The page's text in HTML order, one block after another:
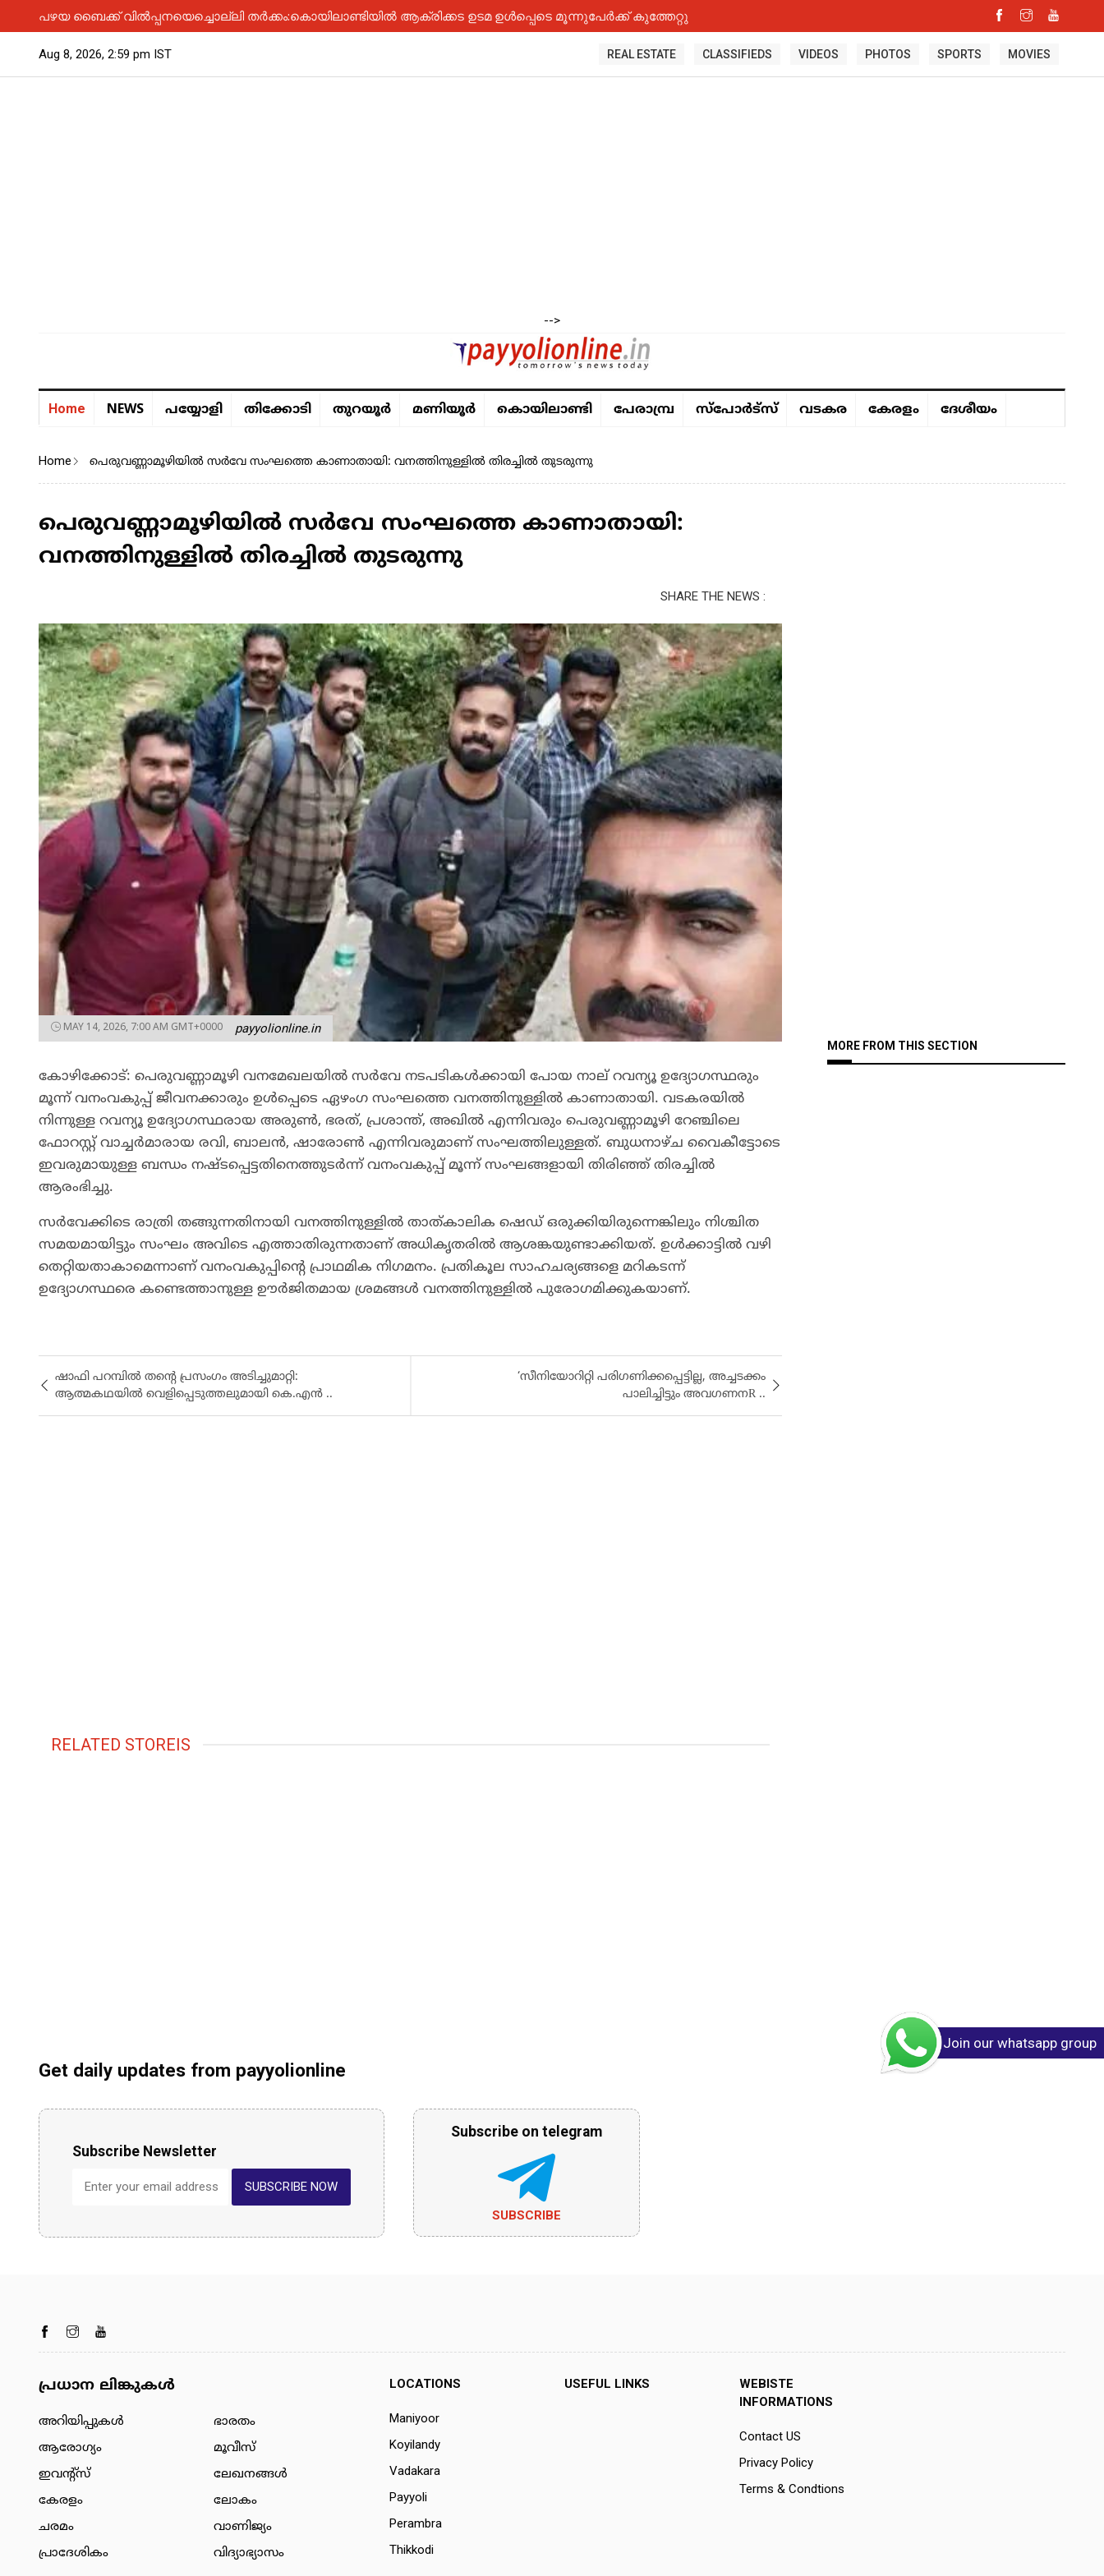
പഴയ ബൈക്ക് വിൽപ്പനയെച്ചൊല്ലി തർക്കം:കൊയിലാണ്ടിയിൽ ആക്രിക്കട ഉടമ ഉൾപ്പെടെ മൂന്നുപേർക്ക് കുത്തേറ്റു
Aug 8, 2026, 2:59 pm IST REAL ESTATE CLASSIFIEDS VIDEOS PHOTOS SPORTS MOVIES
-->
Home NEWS പയ്യോളി തിക്കോടി തുറയൂര്‍ മണിയൂര്‍ കൊയിലാണ്ടി പേരാമ്പ്ര സ്പോർട്സ് വടകര കേരളം ദേശീയം
Home പെരുവണ്ണാമൂഴിയിൽ സർവേ സംഘത്തെ കാണാതായി: വനത്തിനുള്ളിൽ തിരച്ചിൽ തുടരുന്നു
പെരുവണ്ണാമൂഴിയിൽ സർവേ സംഘത്തെ കാണാതായി:
വനത്തിനുള്ളിൽ തിരച്ചിൽ തുടരുന്നു
SHARE THE NEWS :
MAY 14, 2026, 7:00 AM GMT+0000 payyolionline.in
കോഴിക്കോട്: പെരുവണ്ണാമൂഴി വനമേഖലയിൽ സർവേ നടപടികൾക്കായി പോയ നാല് റവന്യൂ ഉദ്യോഗസ്ഥരും
മൂന്ന് വനംവകുപ്പ് ജീവനക്കാരും ഉൾപ്പെടെ ഏഴംഗ സംഘത്തെ വനത്തിനുള്ളിൽ കാണാതായി. വടകരയിൽ
നിന്നുള്ള റവന്യൂ ഉദ്യോഗസ്ഥരായ അരുൺ, ഭരത്, പ്രശാന്ത്, അഖിൽ എന്നിവരും പെരുവണ്ണാമൂഴി റേഞ്ചിലെ
ഫോറസ്റ്റ് വാച്ചർമാരായ രവി, ബാലൻ, ഷാരോൺ എന്നിവരുമാണ് സംഘത്തിലുള്ളത്. ബുധനാഴ്ച വൈകീട്ടോടെ
ഇവരുമായുള്ള ബന്ധം നഷ്ടപ്പെട്ടതിനെത്തുടർന്ന് വനംവകുപ്പ് മൂന്ന് സംഘങ്ങളായി തിരിഞ്ഞ് തിരച്ചിൽ
ആരംഭിച്ചു.
​സർവേക്കിടെ രാത്രി തങ്ങുന്നതിനായി വനത്തിനുള്ളിൽ താത്കാലിക ഷെഡ് ഒരുക്കിയിരുന്നെങ്കിലും നിശ്ചിത
സമയമായിട്ടും സംഘം അവിടെ എത്താതിരുന്നതാണ് അധികൃതരിൽ ആശങ്കയുണ്ടാക്കിയത്. ഉൾക്കാട്ടിൽ വഴി
തെറ്റിയതാകാമെന്നാണ് വനംവകുപ്പിന്റെ പ്രാഥമിക നിഗമനം. പ്രതികൂല സാഹചര്യങ്ങളെ മറികടന്ന്
ഉദ്യോഗസ്ഥരെ കണ്ടെത്താനുള്ള ഊർജിതമായ ശ്രമങ്ങൾ വനത്തിനുള്ളിൽ പുരോഗമിക്കുകയാണ്.
ഷാഫി പറമ്പിൽ തന്റെ പ്രസംഗം അടിച്ചുമാറ്റി:
ആത്മകഥയിൽ വെളിപ്പെടുത്തലുമായി കെ.എൻ ..
‘സീനിയോറിറ്റി പരി​ഗണിക്കപ്പെട്ടില്ല, അച്ചടക്കം
പാലിച്ചിട്ടും അവ​ഗണനR ..
RELATED STOREIS
Get daily updates from payyolionline
Subscribe Newsletter
SUBSCRIBE NOW
Subscribe on telegram
SUBSCRIBE
MORE FROM THIS SECTION
Join our whatsapp group
പ്രധാന ലിങ്കുകൾ
അറിയിപ്പുകള്‍
ആരോഗ്യം
ഇവന്റ്സ്
കേരളം
ചരമം
പ്രാദേശികം
ഭാരതം
മൂവീസ്
ലേഖനങ്ങള്‍
ലോകം
വാണിജ്യം
വിദ്യാഭ്യാസം
LOCATIONS
Maniyoor
Koyilandy
Vadakara
Payyoli
Perambra
Thikkodi
USEFUL LINKS
WEBISTE
INFORMATIONS
Contact US
Privacy Policy
Terms & Condtions